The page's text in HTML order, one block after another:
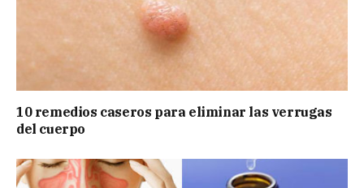
10 remedios caseros para eliminar las verrugas
del cuerpo